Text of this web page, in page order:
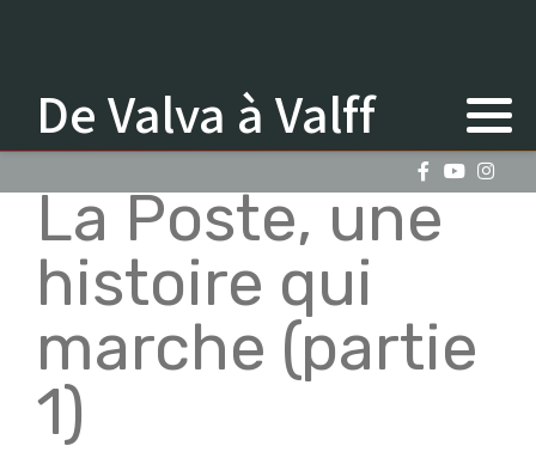
De Valva à Valff
La Poste, une
histoire qui
marche (partie
1)